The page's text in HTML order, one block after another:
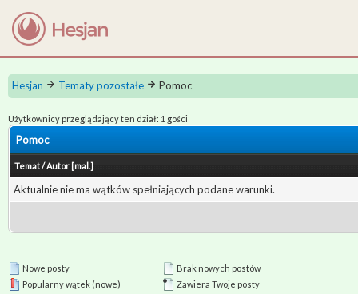
Hesjan Tematy pozostałe Pomoc
Użytkownicy przeglądający ten dział: 1 gości
Pomoc
Temat/Autor [mal.]
Aktualnie nie ma wątków spełniających podane warunki.
Nowe posty
Popularny wątek (nowe)
Brak nowych postów
Zawiera Twoje posty